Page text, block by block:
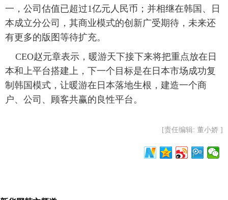
新华电视中文 新华电视英文 返回PC
一，公司估值已超过1亿元人民币；并相继在韩国、日
本成立分公司，其商业模式的创新广受期待，未来还
有更多的版图等待扩充。
CEO赵元章表示，暖游天下接下来将把重点放在日
本和上平台搭建上，下一个目标是在日本市场成功复
制韩国模式，让暖游在日本落地生根，建造一个商
户、公司、顾客共赢的良性平台。
[责任编辑: 董小娇 ]